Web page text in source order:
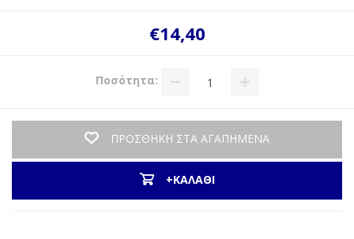
€14,40
Ποσότητα:
ΠΡΟΣΘΗΚΗ ΣΤΑ ΑΓΑΠΗΜΕΝΑ
+ΚΑΛΑΘΙ